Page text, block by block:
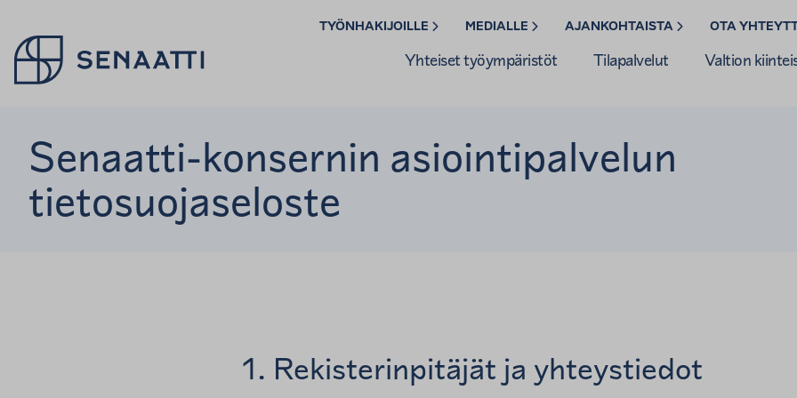
TYÖNHAKIJOILLE MEDIALLE AJANKOHTAISTA OTA
Palaa takaisin etusivulle
Yhteiset työympäristöt Tilapalvelut Valtion
Senaatti-konsernin asiointipalvelun
tietosuojaseloste
1. Rekisterinpitäjät ja yhteystiedot